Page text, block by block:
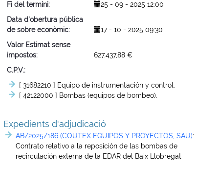
Fi del termini
25 - 09 - 2025 12:00
Data d'obertura pública
de sobre econòmic
17 - 10 - 2025 09:30
Valor Estimat sense
impostos
627.437,88 €
C.P.V.
[ 31682210 ] Equipo de instrumentación y control.
[ 42122000 ] Bombas (equipos de bombeo).
Expedients d'adjudicació
AB/2025/186 (COUTEX EQUIPOS Y PROYECTOS, SAU):
Contrato relativo a la reposición de las bombas de
recirculación externa de la EDAR del Baix Llobregat